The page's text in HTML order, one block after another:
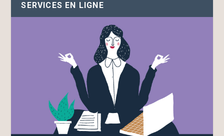
SERVICES EN LIGNE